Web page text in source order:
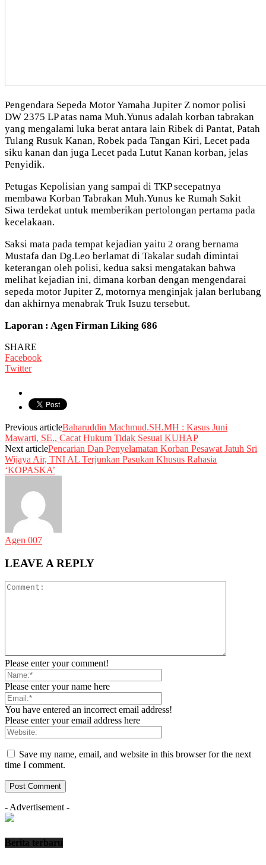
Pengendara Sepeda Motor Yamaha Jupiter Z nomor polisi
DW 2375 LP atas nama Muh.Yunus adalah korban tabrakan
yang mengalami luka berat antara lain Ribek di Pantat, Patah
Tulang Rusuk Kanan, Robek pada Tangan Kiri, Lecet pada
siku kanan dan juga Lecet pada Lutut Kanan korban, jelas
Penyidik.
Petugas Kepolisian yang sampai di TKP secepatnya
membawa Korban Tabrakan Muh.Yunus ke Rumah Sakit
Siwa terdekat untuk memberikan pertolongan pertama pada
kecelakaan.
Saksi mata pada tempat kejadian yaitu 2 orang bernama
Mustafa dan Dg.Leo berlamat di Takalar sudah dimintai
keterangan oleh polisi, kedua saksi mengatakan bahwa
melihat kejadian ini, dimana korban dengan mengendarai
sepeda motor Jupiter Z, motornya menginjak jalan berlubang
dan akhirnya menabrak Truk Isuzu tersebut.
Laporan : Agen Firman Liking 686
SHARE
Facebook
Twitter
Previous articleBaharuddin Machmud.SH.MH : Kasus Juni
Mawarti, SE., Cacat Hukum Tidak Sesuai KUHAP
Next articlePencarian Dan Penyelamatan Korban Pesawat Jatuh Sri
Wijaya Air, TNI AL Terjunkan Pasukan Khusus Rahasia
‘KOPASKA’
Agen 007
LEAVE A REPLY
Please enter your comment!
Please enter your name here
You have entered an incorrect email address!
Please enter your email address here
Save my name, email, and website in this browser for the next
time I comment.
- Advertisement -
Berita terbaru